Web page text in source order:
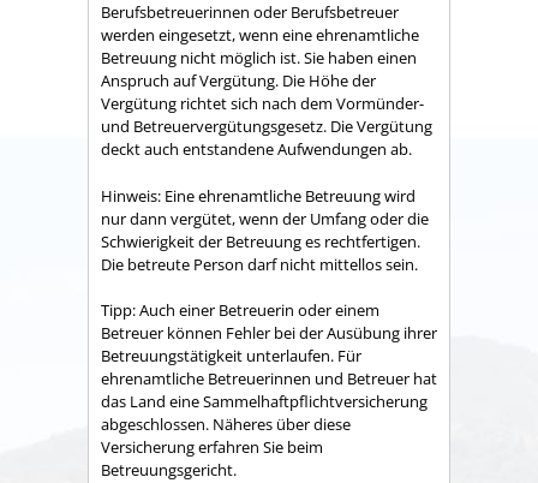
Berufsbetreuerinnen oder Berufsbetreuer
werden eingesetzt, wenn eine ehrenamtliche
Betreuung nicht möglich ist. Sie haben einen
Anspruch auf Vergütung. Die Höhe der
Vergütung richtet sich nach dem Vormünder-
und Betreuervergütungsgesetz. Die Vergütung
deckt auch entstandene Aufwendungen ab.
Hinweis: Eine ehrenamtliche Betreuung wird
nur dann vergütet, wenn der Umfang oder die
Schwierigkeit der Betreuung es rechtfertigen.
Die betreute Person darf nicht mittellos sein.
Tipp: Auch einer Betreuerin oder einem
Betreuer können Fehler bei der Ausübung ihrer
Betreuungstätigkeit unterlaufen. Für
ehrenamtliche Betreuerinnen und Betreuer hat
das Land eine Sammelhaftpflichtversicherung
abgeschlossen. Näheres über diese
Versicherung erfahren Sie beim
Betreuungsgericht.